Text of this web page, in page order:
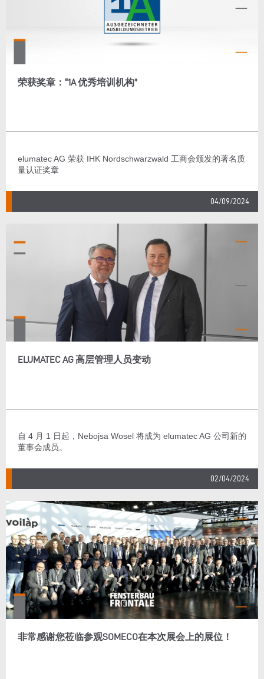
荣获奖章：“1A 优秀培训机构”
elumatec AG 荣获 IHK Nordschwarzwald 工商会颁发的著名质
量认证奖章
04/09/2024
ELUMATEC AG 高层管理人员变动
自 4 月 1 日起，Nebojsa Wosel 将成为 elumatec AG 公司新的
董事会成员。
02/04/2024
非常感谢您莅临参观SOMECO在本次展会上的展位！